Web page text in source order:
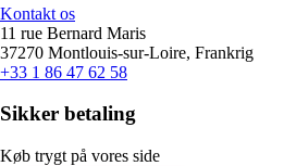
Kontakt os
11 rue Bernard Maris
37270 Montlouis-sur-Loire, Frankrig
+33 1 86 47 62 58
Sikker betaling
Køb trygt på vores side